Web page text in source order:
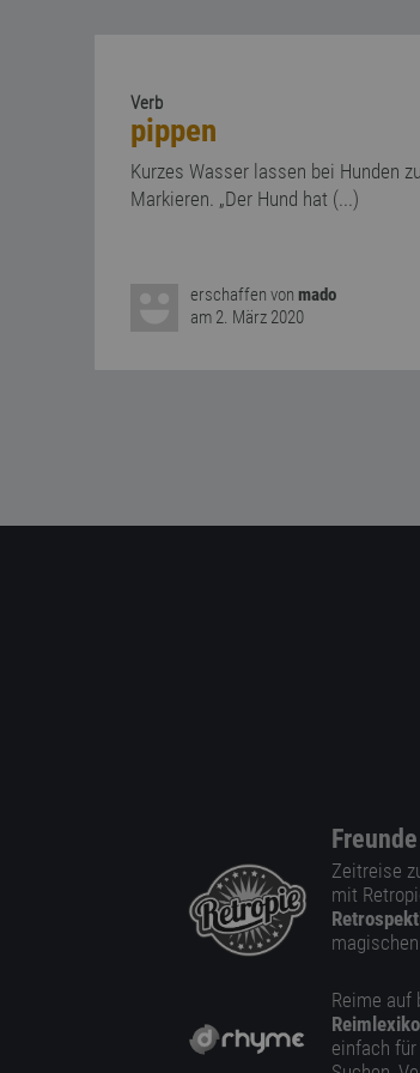
Verb
pippen
Kurzes Wasser lassen bei Hunden
Markieren. „Der Hund hat (...)
erschaffen von mado
am 2. März 2020
Zeitreise
mit
Reime auf
einfach